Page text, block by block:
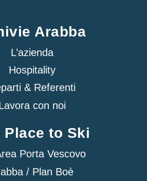
Arabba
L’azienda
Hospitality
& Referenti
con noi
Place to Ski
Porta Vescovo
/ Plan Boè